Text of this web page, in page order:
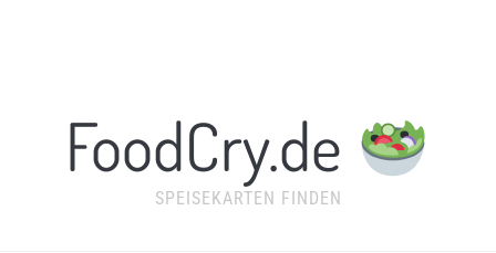
FoodCry.de
SPEISEKARTEN FINDEN